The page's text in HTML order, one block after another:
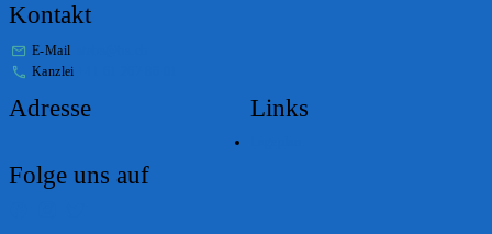
Kontakt
E-Mail
Kanzlei
Adresse Links
Folge uns auf